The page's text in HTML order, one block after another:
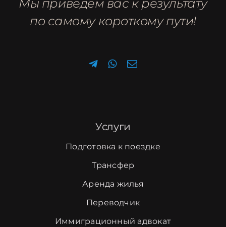
Мы приведём вас к результату
по самому короткому пути!
Услуги
Подготовка к поездке
Трансфер
Аренда жилья
Переводчик
Иммиграционный адвокат